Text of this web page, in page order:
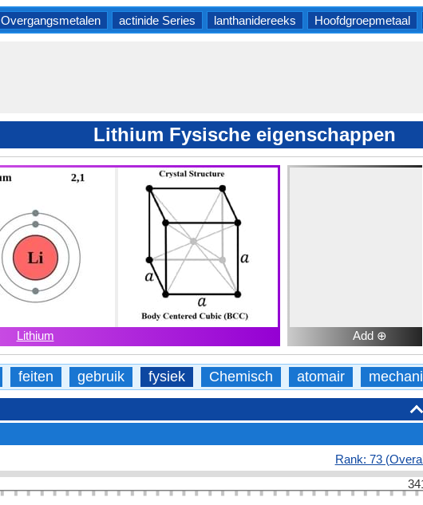
Overgangsmetalen actinide Series lanthanidereeks Hoofdgroepmetaal
Lithium Fysische eigenschappen
Lithium Add ⊕
feiten gebruik fysiek Chemisch atomair
Rank: 73